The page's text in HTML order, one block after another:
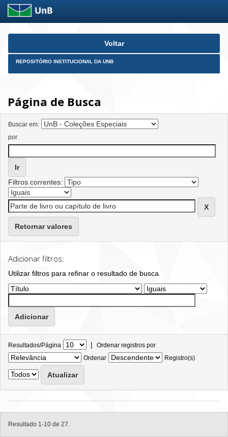
Skip
Voltar
REPOSITÓRIO INSTITUCIONAL DA UNB
Página de Busca
Buscar em:
por
Filtros correntes:
Retornar valores
Adicionar filtros:
Utilizar filtros para refinar o resultado de busca.
Resultados/Página | Ordenar registros por
Ordenar
Registro(s)
Resultado 1-10 de 27.